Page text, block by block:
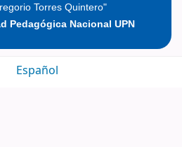
Torres Quintero"
Pedagógica Nacional UPN
Español